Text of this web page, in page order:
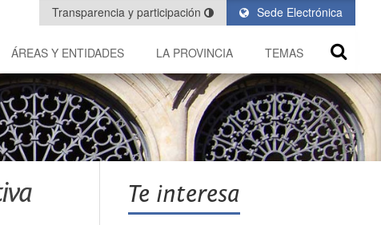
Sede Electrónica
Transparencia y participación
ÁREAS Y ENTIDADES LA PROVINCIA TEMAS
Te interesa